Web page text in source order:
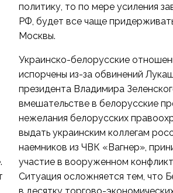
политику, то по мере усиления
РФ, будет все чаще
Москвы.
Украинско-белорусские
испорчены из-за обвинений
президента Владимира
вмешательстве в белорусские
нежелания белорусских
выдать украинским коллегам
наемников из ЧВК «Вагнер»,
участие в вооруженном
Ситуация осложняется тем, что